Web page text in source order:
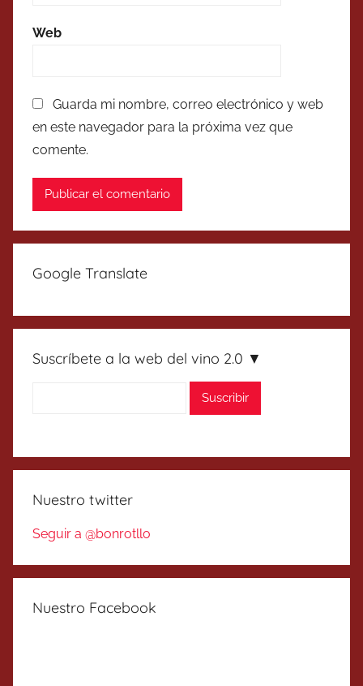
Web
Guarda mi nombre, correo electrónico y web
en este navegador para la próxima vez que
comente.
Google Translate
Suscríbete a la web del vino 2.0 ▼
Nuestro twitter
Seguir a @bonrotllo
Nuestro Facebook